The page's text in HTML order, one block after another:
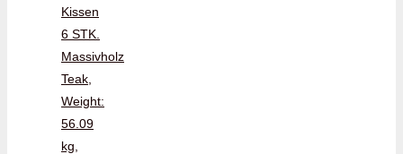
Kissen
6 STK.
Massivholz
Teak,
Weight:
56.09
kg,